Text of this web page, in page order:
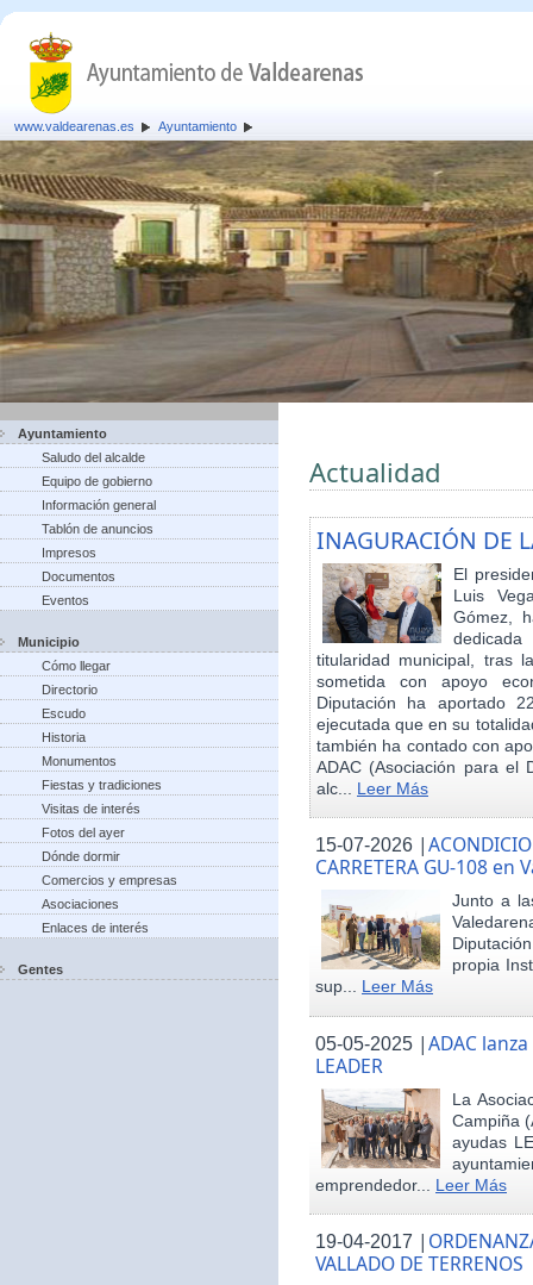
www.valdearenas.es Ayuntamiento
Ayuntamiento
Saludo del alcalde
Equipo de gobierno
Información general
Tablón de anuncios
Impresos
Documentos
Eventos
Municipio
Cómo llegar
Directorio
Escudo
Historia
Monumentos
Fiestas y tradiciones
Visitas de interés
Fotos del ayer
Dónde dormir
Comercios y empresas
Asociaciones
Enlaces de interés
Gentes
Actualidad
INAGURACIÓN DE
El
Luis
Gómez,
titularidad municipal, tras
sometida con apoyo
Diputación ha aportado
ejecutada que en su
también ha contado con
ADAC (Asociación para el
alc... Leer Más
15-07-2026 |
CARRETERA GU-108 en
Junto a
propia
sup... Leer Más
05-05-2025 |ADAC
LEADER
La
Campiña
ayudas
emprendedor... Leer Más
19-04-2017 |
VALLADO DE TERRENOS